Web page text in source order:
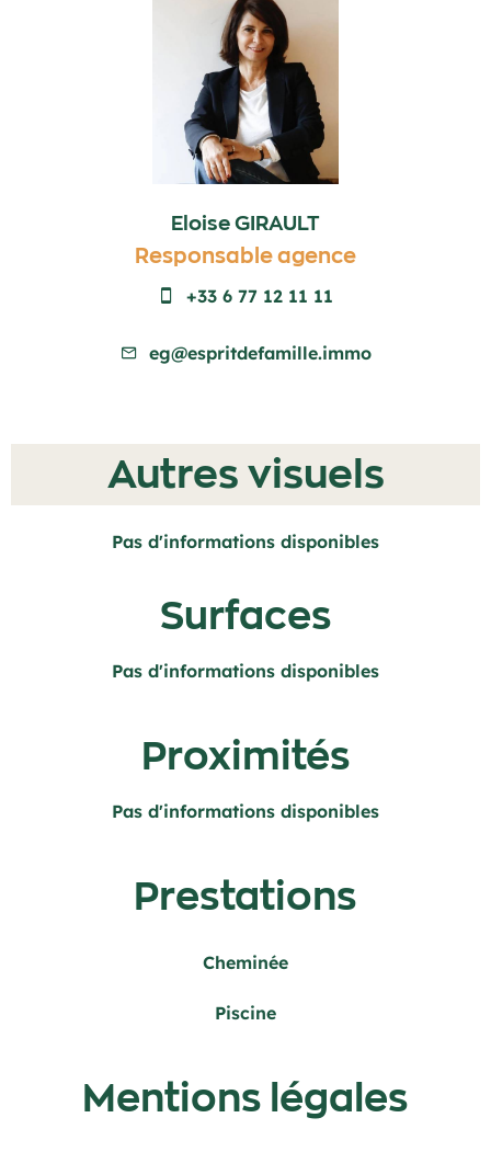
Eloise GIRAULT
Responsable agence
+33 6 77 12 11 11
eg@espritdefamille.immo
Autres visuels
Pas d'informations disponibles
Surfaces
Pas d'informations disponibles
Proximités
Pas d'informations disponibles
Prestations
Cheminée
Piscine
Mentions légales